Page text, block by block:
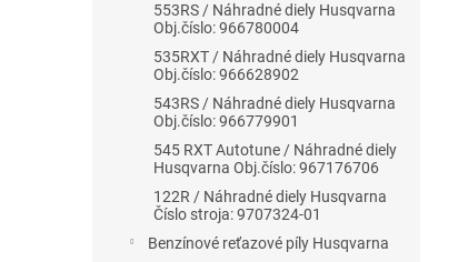
553RS / Náhradné diely Husqvarna
Obj.číslo: 966780004
535RXT / Náhradné diely Husqvarna
Obj.číslo: 966628902
543RS / Náhradné diely Husqvarna
Obj.číslo: 966779901
545 RXT Autotune / Náhradné diely
Husqvarna Obj.číslo: 967176706
122R / Náhradné diely Husqvarna
Číslo stroja: 9707324-01
Benzínové reťazové píly Husqvarna